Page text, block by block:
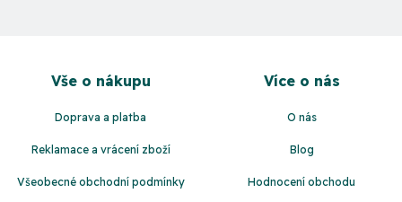
Vše o nákupu
Doprava a platba
Reklamace a vrácení zboží
Všeobecné obchodní podmínky
Více o nás
O nás
Blog
Hodnocení obchodu